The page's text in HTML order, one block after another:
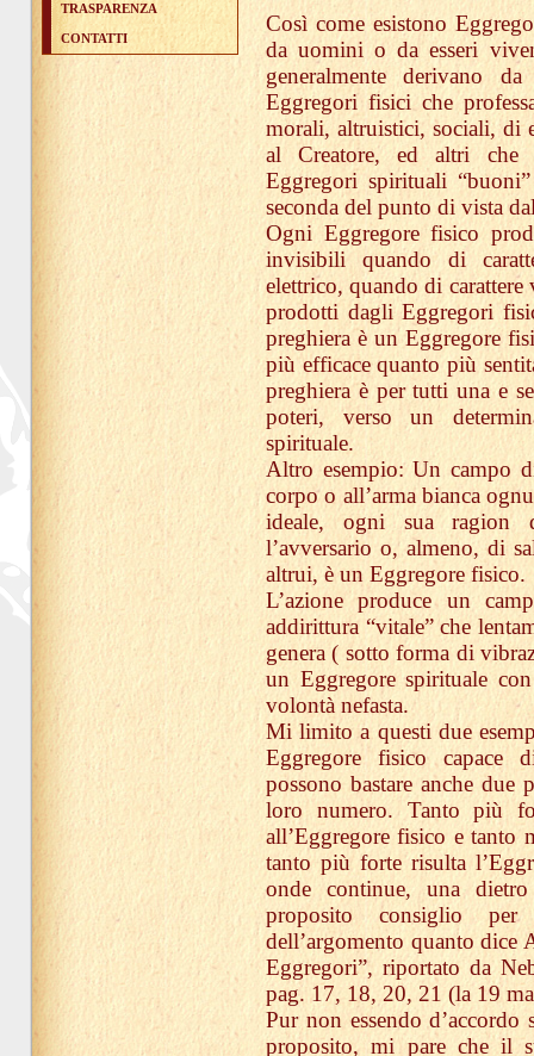
TRASPARENZA
CONTATTI
Così come esistono
da uomini o da esseri
generalmente derivano
Eggregori fisici che
morali, altruistici, sociali, di
al Creatore, ed altri che
Eggregori spirituali
seconda del punto di vista
Ogni Eggregore fisico
invisibili quando di
elettrico, quando di
prodotti dagli Eggregori
preghiera è un Eggregore
più efficace quanto più
preghiera è per tutti una e
poteri, verso un
spirituale.
Altro esempio: Un campo
corpo o all’arma bianca
ideale, ogni sua ragion
l’avversario o, almeno, di
altrui, è un Eggregore fisico.
L’azione produce un
addirittura “vitale” che
genera ( sotto forma di
un Eggregore spirituale
volontà nefasta.
Mi limito a questi due
Eggregore fisico capace
possono bastare anche due
loro numero. Tanto più
all’Eggregore fisico e
tanto più forte risulta
onde continue, una
proposito consiglio
dell’argomento quanto
Eggregori”, riportato da
pag. 17, 18, 20, 21 (la 19
Pur non essendo
proposito, mi pare che il